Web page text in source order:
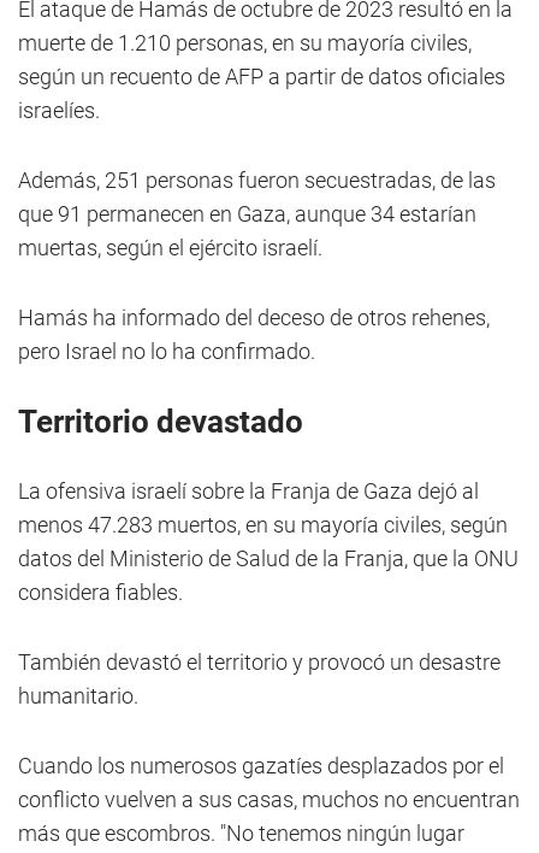
El ataque de Hamás de octubre de 2023 resultó en la
muerte de 1.210 personas, en su mayoría civiles,
según un recuento de AFP a partir de datos oficiales
israelíes.
Además, 251 personas fueron secuestradas, de las
que 91 permanecen en Gaza, aunque 34 estarían
muertas, según el ejército israelí.
Hamás ha informado del deceso de otros rehenes,
pero Israel no lo ha confirmado.
Territorio devastado
La ofensiva israelí sobre la Franja de Gaza dejó al
menos 47.283 muertos, en su mayoría civiles, según
datos del Ministerio de Salud de la Franja, que la ONU
considera fiables.
También devastó el territorio y provocó un desastre
humanitario.
Cuando los numerosos gazatíes desplazados por el
conflicto vuelven a sus casas, muchos no encuentran
más que escombros. "No tenemos ningún lugar